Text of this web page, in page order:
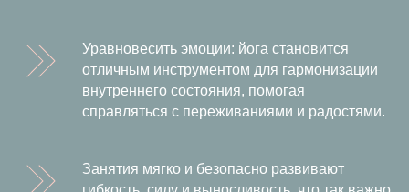
Уравновесить эмоции: йога становится
отличным инструментом для гармонизации
внутреннего состояния, помогая
справляться с переживаниями и радостями.
Занятия мягко и безопасно развивают